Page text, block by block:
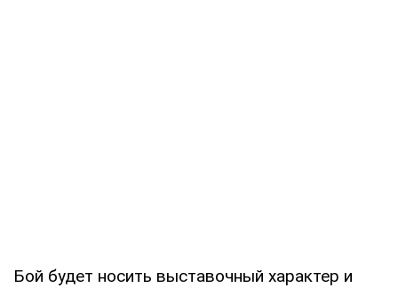
Бой будет носить выставочный характер и